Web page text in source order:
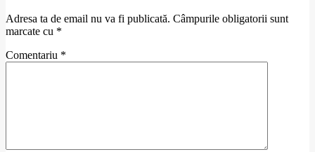
Adresa ta de email nu va fi publicată. Câmpurile obligatorii sunt
marcate cu *
Comentariu *